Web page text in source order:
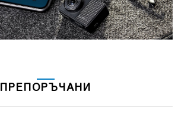
ПРЕПОРЪЧАНИ